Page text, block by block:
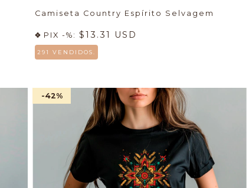
Camiseta Country Espírito Selvagem
PIX -%:$13.31 USD
291 VENDIDOS.
-42%